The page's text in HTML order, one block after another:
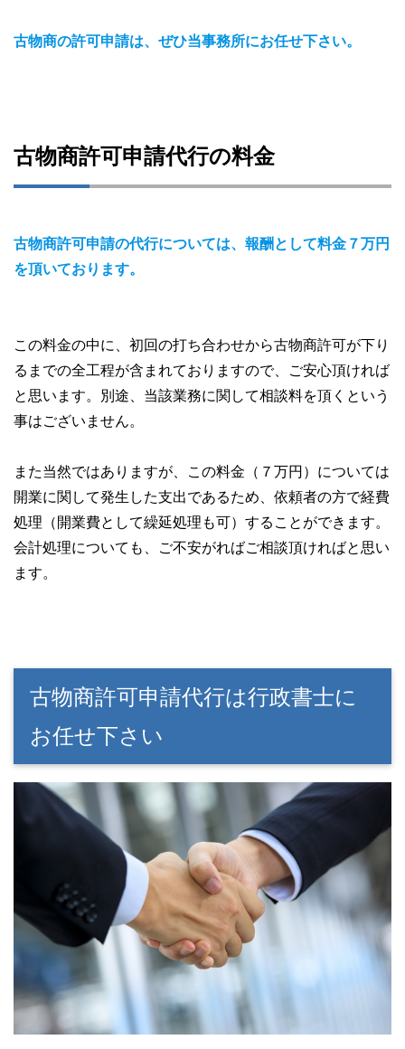
古物商の許可申請は、ぜひ当事務所にお任せ下さい。
古物商許可申請代行の料金
古物商許可申請の代行については、報酬として料金７万円
を頂いております。
この料金の中に、初回の打ち合わせから古物商許可が下り
るまでの全工程が含まれておりますので、ご安心頂ければ
と思います。別途、当該業務に関して相談料を頂くという
事はございません。
また当然ではありますが、この料金（７万円）については
開業に関して発生した支出であるため、依頼者の方で経費
処理（開業費として繰延処理も可）することができます。
会計処理についても、ご不安がればご相談頂ければと思い
ます。
古物商許可申請代行は行政書士に
お任せ下さい